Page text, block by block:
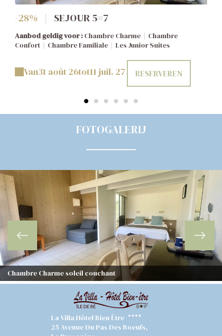
-28% | SEJOUR 5=7
Aanbod geldig voor : Chambre Charme | Chambre
Confort | Chambre Familiale | Les Junior Suites
Van31 août 26tot11 juil. 27 RESERVEREN
FOTOGALERIJ
Chambre Charme soleil couchant
La Villa Hôtel Bien Être
25 Avenue Du Pas Des Boeufs,